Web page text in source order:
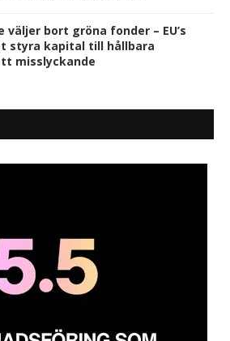
väljer bort gröna fonder – EU’s
styra kapital till hållbara
misslyckande